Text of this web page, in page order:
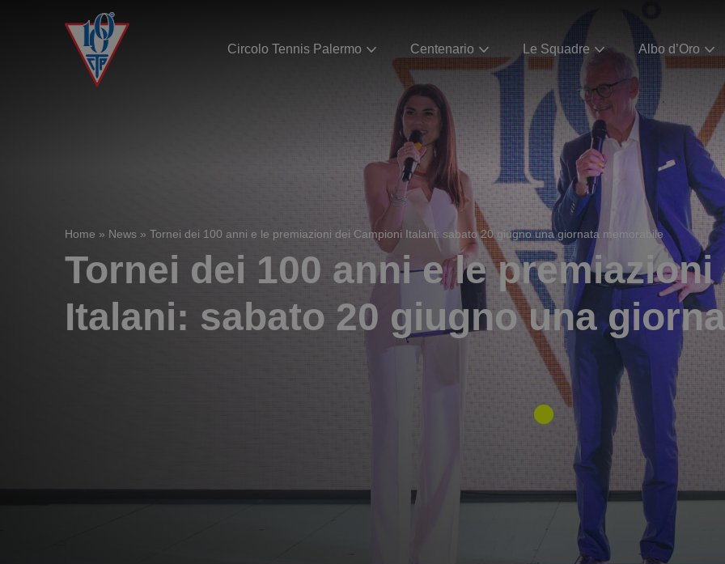
Circolo Tennis Palermo Centenario Le Squadre Albo d’Oro
Home » News » Tornei dei 100 anni e le premiazioni dei Campioni Italani: sabato 20 giugno una giornata memorabile
Tornei dei 100 anni e le
Italani: sabato 20 giugno una